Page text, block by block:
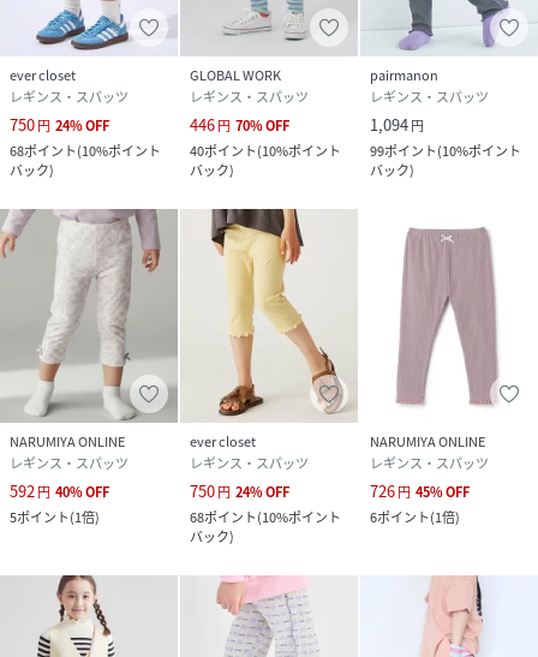
ever closet
レギンス・スパッツ
750円 24%OFF
68ポイント(10%ポイント
バック)
GLOBAL WORK
レギンス・スパッツ
446円 70%OFF
40ポイント(10%ポイント
バック)
pairmanon
レギンス・スパッツ
1,094円
99ポイント(10%ポイント
バック)
NARUMIYA ONLINE
レギンス・スパッツ
592 円 40%OFF
5ポイント(1倍)
ever closet
レギンス・スパッツ
750円 24%OFF
68ポイント(10%ポイント
バック)
NARUMIYA ONLINE
レギンス・スパッツ
726円 45%OFF
6ポイント(1倍)